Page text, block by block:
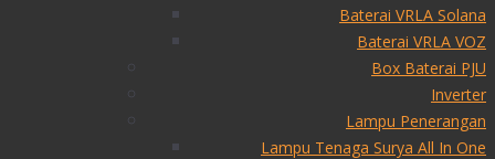
Baterai VRLA Solana
Baterai VRLA VOZ
Box Baterai PJU
Inverter
Lampu Penerangan
Lampu Tenaga Surya All In One